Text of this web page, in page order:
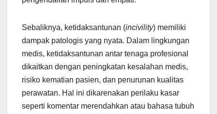
Sebaliknya, ketidaksantunan (incivility) memiliki
dampak patologis yang nyata. Dalam lingkungan
medis, ketidaksantunan antar tenaga profesional
dikaitkan dengan peningkatan kesalahan medis,
risiko kematian pasien, dan penurunan kualitas
perawatan. Hal ini dikarenakan perilaku kasar
seperti komentar merendahkan atau bahasa tubuh